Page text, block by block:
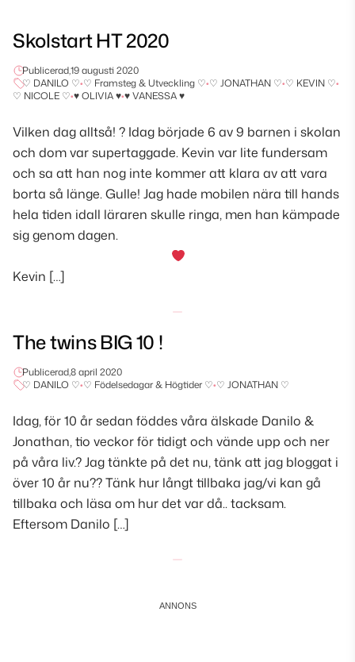
Skolstart HT 2020
Publicerad,19 augusti 2020
♡ DANILO ♡•♡ Framsteg & Utveckling ♡•♡ JONATHAN ♡•♡ KEVIN ♡•
♡ NICOLE ♡•♥ OLIVIA ♥•♥ VANESSA ♥
Vilken dag alltså! ? Idag började 6 av 9 barnen i skolan
och dom var supertaggade. Kevin var lite fundersam
och sa att han nog inte kommer att klara av att vara
borta så länge. Gulle! Jag hade mobilen nära till hands
hela tiden idall läraren skulle ringa, men han kämpade
sig genom dagen.
Kevin […]
The twins BIG 10 !
Publicerad,8 april 2020
♡ DANILO ♡•♡ Födelsedagar & Högtider ♡•♡ JONATHAN ♡
Idag, för 10 år sedan föddes våra älskade Danilo &
Jonathan, tio veckor för tidigt och vände upp och ner
på våra liv.? Jag tänkte på det nu, tänk att jag bloggat i
över 10 år nu?? Tänk hur långt tillbaka jag/vi kan gå
tillbaka och läsa om hur det var då.. tacksam.
Eftersom Danilo […]